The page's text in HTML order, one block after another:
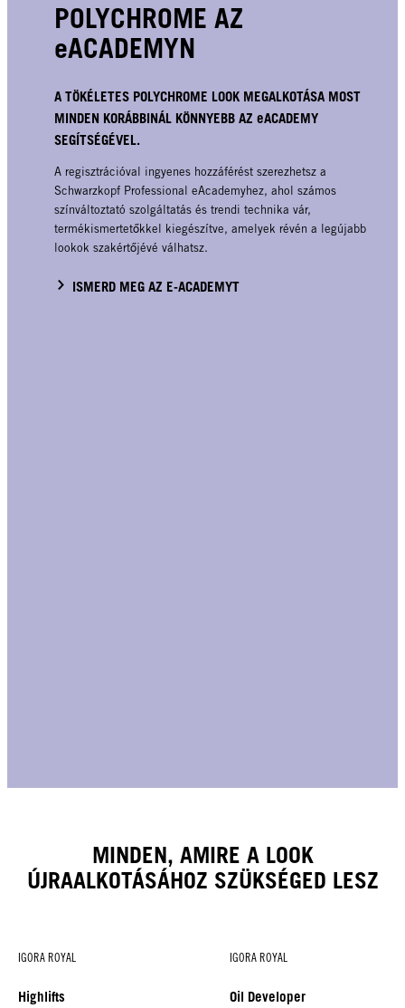
POLYCHROME AZ
eACADEMYN
A TÖKÉLETES POLYCHROME LOOK MEGALKOTÁSA MOST
MINDEN KORÁBBINÁL KÖNNYEBB AZ eACADEMY
SEGÍTSÉGÉVEL.
A regisztrációval ingyenes hozzáférést szerezhetsz a
Schwarzkopf Professional eAcademyhez, ahol számos
színváltoztató szolgáltatás és trendi technika vár,
termékismertetőkkel kiegészítve, amelyek révén a legújabb
lookok szakértőjévé válhatsz.
ISMERD MEG AZ E-ACADEMYT
MINDEN, AMIRE A LOOK
ÚJRAALKOTÁSÁHOZ SZÜKSÉGED LESZ
IGORA ROYAL
Highlifts
IGORA ROYAL
Oil Developer